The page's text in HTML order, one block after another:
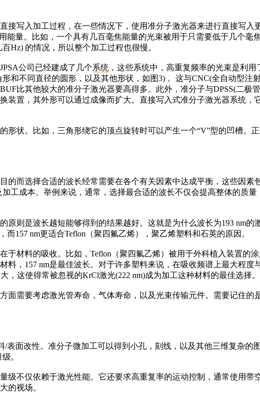
写入加工过程，在一些情况下，使用准分子激光器来进行直接写入
量。比如，一个具有几百毫焦能量的光束被用于只需要低于几个毫
Hz) 的情况，所以整个加工过程也很慢。
公司已经建成了几个系统 ，这些系统中，高重复频率的光束是利
和不同直径的圆形，以及其他形状，如图3) 。这与CNC(全自动型注
比其他较大的准分子激光器要高得多。此外，准分子与DPSS(二极
装置，其外形可以通过成像而扩大。直接写入式准分子激光器系统，
状。比如，三角形绕它的顶点旋转时可以产生一个“V”型的凹槽。
而选择合适的波长经常需要在各个有关因素中达成平衡，这些因素
工成本。举例来说，通常，选择最合适的波长不仅会提高整体的质
则是波长越短能够得到的结果越好。这就是为什么波长为193 nm的
157 nm更适合Teflon（聚四氟乙烯），聚乙烯塑料和石英的原因。
料的吸收。比如，Teflon（聚四氟乙烯）被用于外科植入装置的涂
，157 nm是最佳波长。对于许多塑料来说，在吸收频谱上最大程度
这使得常被忽视的KrCl激光(222 nm)成为加工这种材料的最佳选择。
需要考虑激光管寿命，气体寿命，以及光束传输元件。需要记住的
面改性。准分子微加工可以得到小孔，刻线，以及其他三维复杂的
。
不仅依赖于激光性能。它还要求高重复率的运动控制，通常使用带
的视场。